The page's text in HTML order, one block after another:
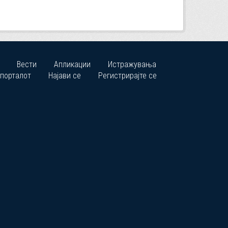
Вести Апликации
Истражувања
Најави се Регистрирајте се